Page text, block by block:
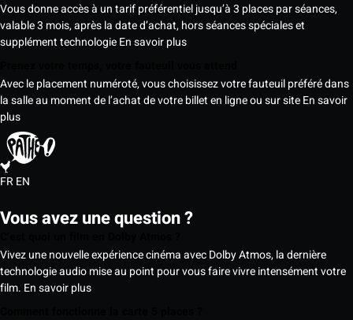
Vous donne accès à un tarif préférentiel jusqu’à 3 places par séances,
valable 3 mois, après la date d’achat, hors séances spéciales et
supplément technologieEn savoir plus
Avec le placement numéroté, vous choisissez votre fauteuil préféré dans
la salle au moment de l’achat de votre billet en ligne ou sur siteEn savoir
plus
FREN
Vous avez une question ?
Vivez une nouvelle expérience cinéma avec Dolby Atmos, la dernière
technologie audio mise au point pour vous faire vivre intensément votre
film. En savoir plus